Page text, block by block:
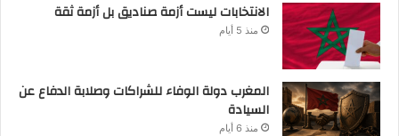
الانتخابات ليست أزمة صناديق بل أزمة ثقة
منذ 5 أيام
المغرب دولة الوفاء للشراكات وصلابة الدفاع عن
السيادة
منذ 6 أيام